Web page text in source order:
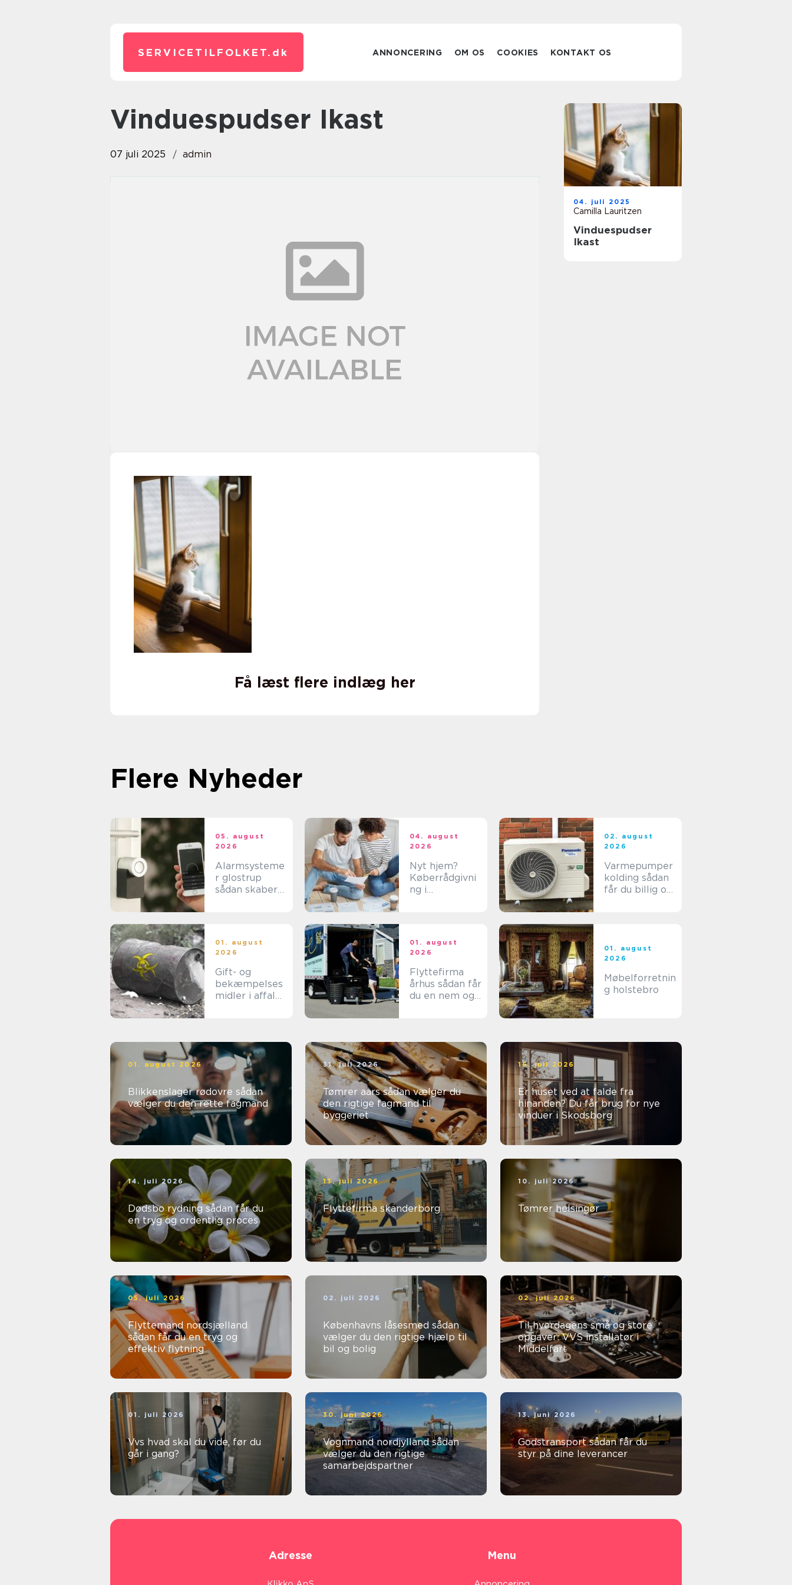
SERVICETILFOLKET. dk ANNONCERING OM OS COOKIES KONTAKT OS
Vinduespudser Ikast
07 juli 2025 admin
Få læst flere indlæg her
04. juli 2025
Camilla Lauritzen
Vinduespudser
Ikast
Flere Nyheder
05. august
2026
Alarmsysteme
r glostrup
sådan skaber
04. august
2026
Nyt hjem?
Køberrådgivni
ng i
02. august
2026
Varmepumper
kolding sådan
får du billig og
01. august
2026
Gift- og
bekæmpelses
midler i affald:
01. august
2026
Flyttefirma
århus sådan får
du en nem og
01. august
2026
Møbelforretnin
g holstebro
01. august 2026
Blikkenslager rødovre sådan
vælger du den rette fagmand
31. juli 2026
Tømrer aars sådan vælger du
den rigtige fagmand til
byggeriet
16. juli 2026
Er huset ved at falde fra
hinanden? Du får brug for nye
vinduer i Skodsborg
14. juli 2026
Dødsbo rydning sådan får du
en tryg og ordentlig proces
13. juli 2026
Flyttefirma skanderborg
10. juli 2026
Tømrer helsingør
05. juli 2026
Flyttemand nordsjælland
sådan får du en tryg og
effektiv flytning
02. juli 2026
Københavns låsesmed sådan
vælger du den rigtige hjælp til
bil og bolig
02. juli 2026
Til hverdagens små og store
opgaver: VVS installatør i
Middelfart
01. juli 2026
Vvs hvad skal du vide, før du
går i gang?
30. juni 2026
Vognmand nordjylland sådan
vælger du den rigtige
samarbejdspartner
13. juni 2026
Godstransport sådan får du
styr på dine leverancer
Adresse Menu